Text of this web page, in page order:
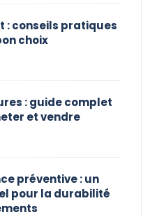
: conseils pratiques
choix
: guide complet
et vendre
préventive : un
pour la durabilité